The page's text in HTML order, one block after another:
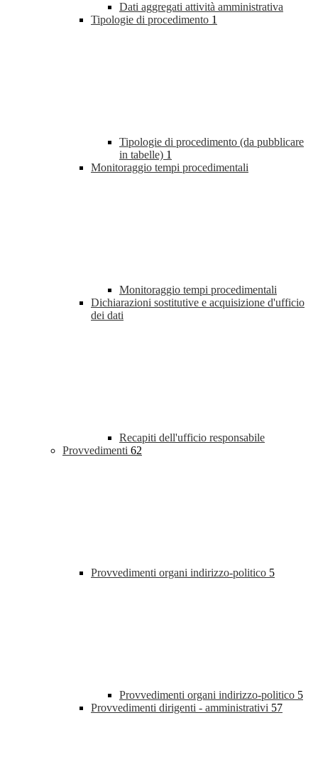
Dati aggregati attività amministrativa
Tipologie di procedimento 1
Tipologie di procedimento (da pubblicare
in tabelle) 1
Monitoraggio tempi procedimentali
Monitoraggio tempi procedimentali
Dichiarazioni sostitutive e acquisizione d'ufficio
dei dati
Recapiti dell'ufficio responsabile
Provvedimenti 62
Provvedimenti organi indirizzo-politico 5
Provvedimenti organi indirizzo-politico 5
Provvedimenti dirigenti - amministrativi 57